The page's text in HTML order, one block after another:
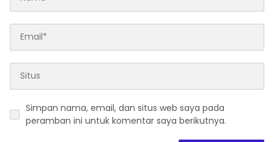
Simpan nama, email, dan situs web saya pada
peramban ini untuk komentar saya berikutnya.